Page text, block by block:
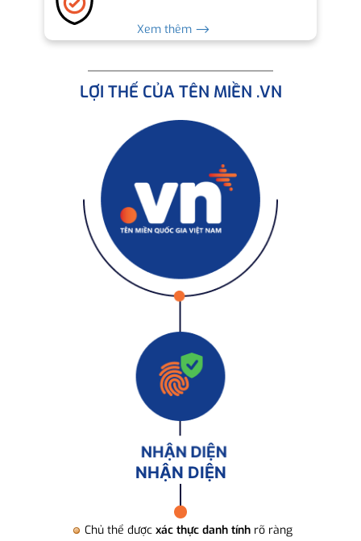
Xem thêm ⟶
LỢI THẾ CỦA TÊN MIỀN .VN
NHẬN DIỆN
Chủ thể được xác thực danh tính rõ ràng